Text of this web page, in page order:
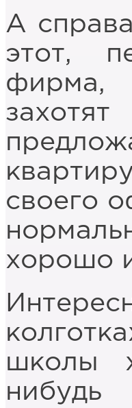
А
этот,
фирма,
своего
хорошо
школы